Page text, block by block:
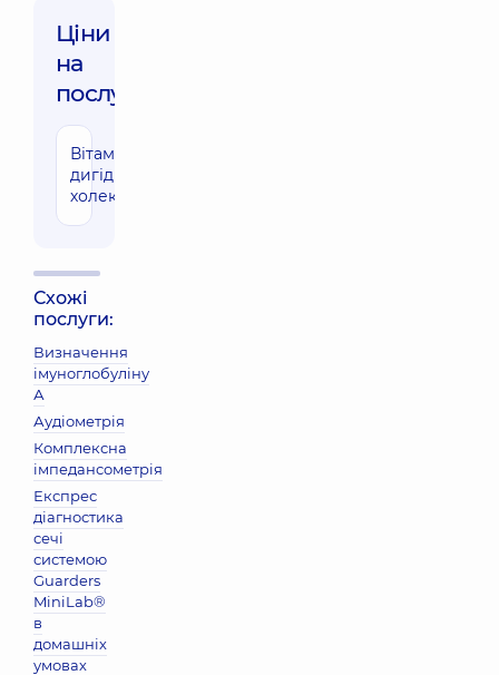
Ціни
на
послуги:
Вітамін D3 (1,25
дигідрокси-
холекальциферол)
Схожі
послуги:
Визначення
імуноглобуліну
А
Аудіометрія
Комплексна
імпедансометрія
Експрес
діагностика
сечі
системою
Guarders
MiniLab®
в
домашніх
умовах